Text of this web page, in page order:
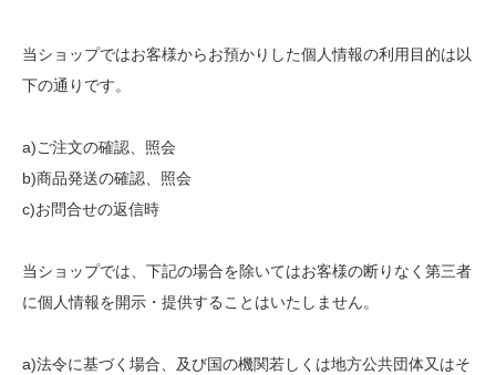
当ショップではお客様からお預かりした個人情報の利用目的は以
下の通りです。
a)ご注文の確認、照会
b)商品発送の確認、照会
c)お問合せの返信時
当ショップでは、下記の場合を除いてはお客様の断りなく第三者
に個人情報を開示・提供することはいたしません。
a)法令に基づく場合、及び国の機関若しくは地方公共団体又はそ